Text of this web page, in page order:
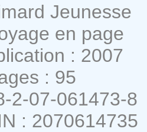
Jeunesse
en page
: 2007
: 95
2-07-061473-8
: 2070614735